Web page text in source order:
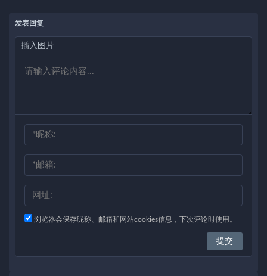
发表回复
插入图片
浏览器会保存昵称、邮箱和网站cookies信息，下次评论时使用。